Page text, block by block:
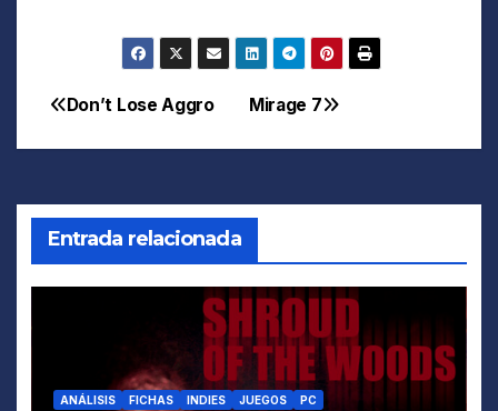
Navegación
de
entradas
Mirage 7
Don’t Lose Aggro
Entrada relacionada
ANÁLISIS FICHAS INDIES JUEGOS PC